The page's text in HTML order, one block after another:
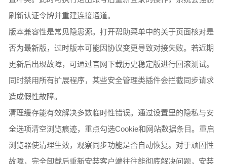
刷新认证令牌并重建连接通道。
版本兼容性是常见隐患源。打开帮助菜单中的关于页面核对是
否为最新版，过时版本可能因协议变更导致对接失败。若近期
更新后出现故障，可通过官网下载历史稳定版进行回滚测试。
同时禁用所有扩展程序，某些安全管理类插件会拦截同步请求
造成假性故障。
清理缓存能有效解决多数临时性错误。通过设置里的隐私与安
全选项清空浏览痕迹，重点勾选Cookie和网站数据条目。重启
浏览器使清理生效，观察同步功能是否自动恢复。对于顽固性
故障，完全卸载后重新安装客户端往往能彻底解决问题，安装